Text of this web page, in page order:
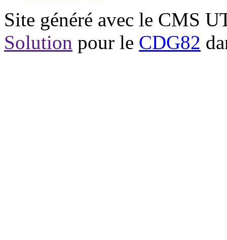
Site généré avec le CMS
Solution pour le CDG82